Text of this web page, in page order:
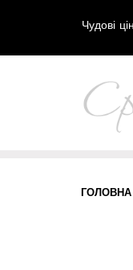
Чудові
ГОЛОВНА